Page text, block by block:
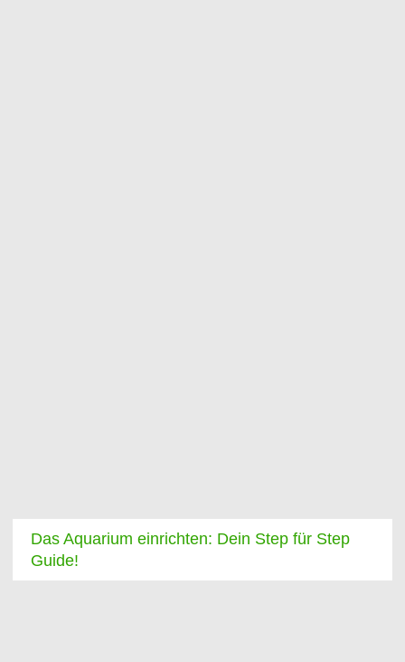
Das Aquarium einrichten: Dein Step für Step
Guide!